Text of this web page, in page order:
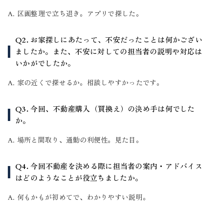
A. 区画整理で立ち退き。アプリで探した。
Q2. お家探しにあたって、不安だったことは何かござい
ましたか。また、不安に対しての担当者の説明や対応は
いかがでしたか。
A. 家の近くで探せるか。相談しやすかったです。
Q3. 今回、不動産購入（買換え）の決め手は何でした
か。
A. 場所と間取り、通勤の利便性。見た目。
Q4. 今回不動産を決める際に担当者の案内・アドバイス
はどのようなことが役立ちましたか。
A. 何もかもが初めてで、わかりやすい説明。